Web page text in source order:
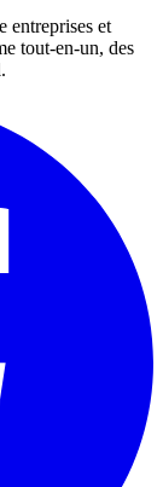
entreprises et
tout-en-un, des